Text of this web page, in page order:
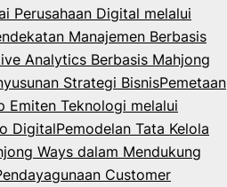
Perusahaan Digital melalui
Manajemen Berbasis
Analytics Berbasis Mahjong
Strategi BisnisPemetaan
Emiten Teknologi melalui
DigitalPemodelan Tata Kelola
Ways dalam Mendukung
Customer